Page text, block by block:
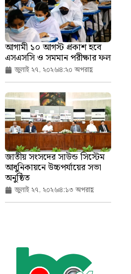
আগামী ১০ আগস্ট প্রকাশ হবে
এসএসসি ও সমমান পরীক্ষার ফল
জুলাই ২৭, ২০২৬৪:২০ অপরাহ্ণ
জাতীয় সংসদের সাউন্ড সিস্টেম
আধুনিকায়নে উচ্চপর্যায়ের সভা
অনুষ্ঠিত
জুলাই ২৭, ২০২৬৪:১৩ অপরাহ্ণ